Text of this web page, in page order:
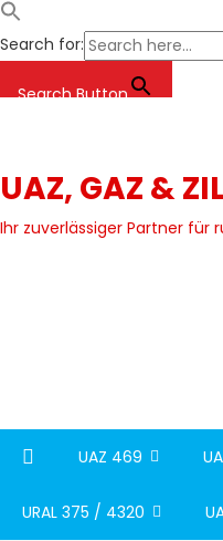
Search for:
Search Button
UAZ, GAZ &
Ihr zuverlässiger Partner für
UAZ 469
URAL 375 / 4320